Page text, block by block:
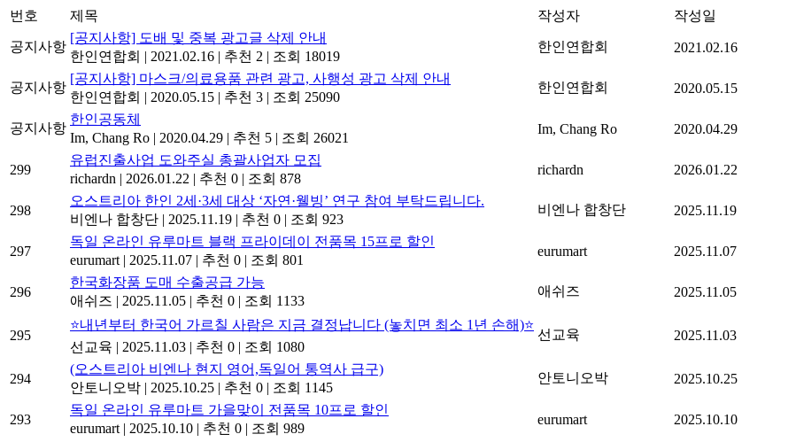
번호 제목 작성자 작성일
공지사항
[공지사항] 도배 및 중복 광고글 삭제 안내
한인연합회
2021.02.16 추천 2 조회 18019
한인연합회 2021.02.16
공지사항
[공지사항] 마스크/의료용품 관련 광고, 사행성 광고 삭제 안내
한인연합회
2020.05.15 추천 3 조회 25090
한인연합회 2020.05.15
공지사항
한인공동체
Im, Chang Ro
2020.04.29 추천 5 조회 26021
Im, Chang Ro 2020.04.29
299
유럽진출사업 도와주실 총괄사업자 모집
richardn
2026.01.22 추천 0 조회 878
richardn 2026.01.22
298
오스트리아 한인 2세·3세 대상 ‘자연·웰빙’ 연구 참여 부탁드립니다.
비엔나 합창단
2025.11.19 추천 0 조회 923
비엔나 합창단 2025.11.19
297
독일 온라인 유루마트 블랙 프라이데이 전품목 15프로 할인
eurumart
2025.11.07 추천 0 조회 801
eurumart 2025.11.07
296
한국화장품 도매 수출공급 가능
애쉬즈
2025.11.05 추천 0 조회 1133
애쉬즈 2025.11.05
295
⭐내년부터 한국어 가르칠 사람은 지금 결정납니다 (놓치면 최소 1년 손해)⭐
선교육
2025.11.03 추천 0 조회 1080
선교육 2025.11.03
294
(오스트리아 비엔나 현지 영어,독일어 통역사 급구)
안토니오박
2025.10.25 추천 0 조회 1145
안토니오박 2025.10.25
293
독일 온라인 유루마트 가을맞이 전품목 10프로 할인
eurumart
2025.10.10 추천 0 조회 989
eurumart 2025.10.10